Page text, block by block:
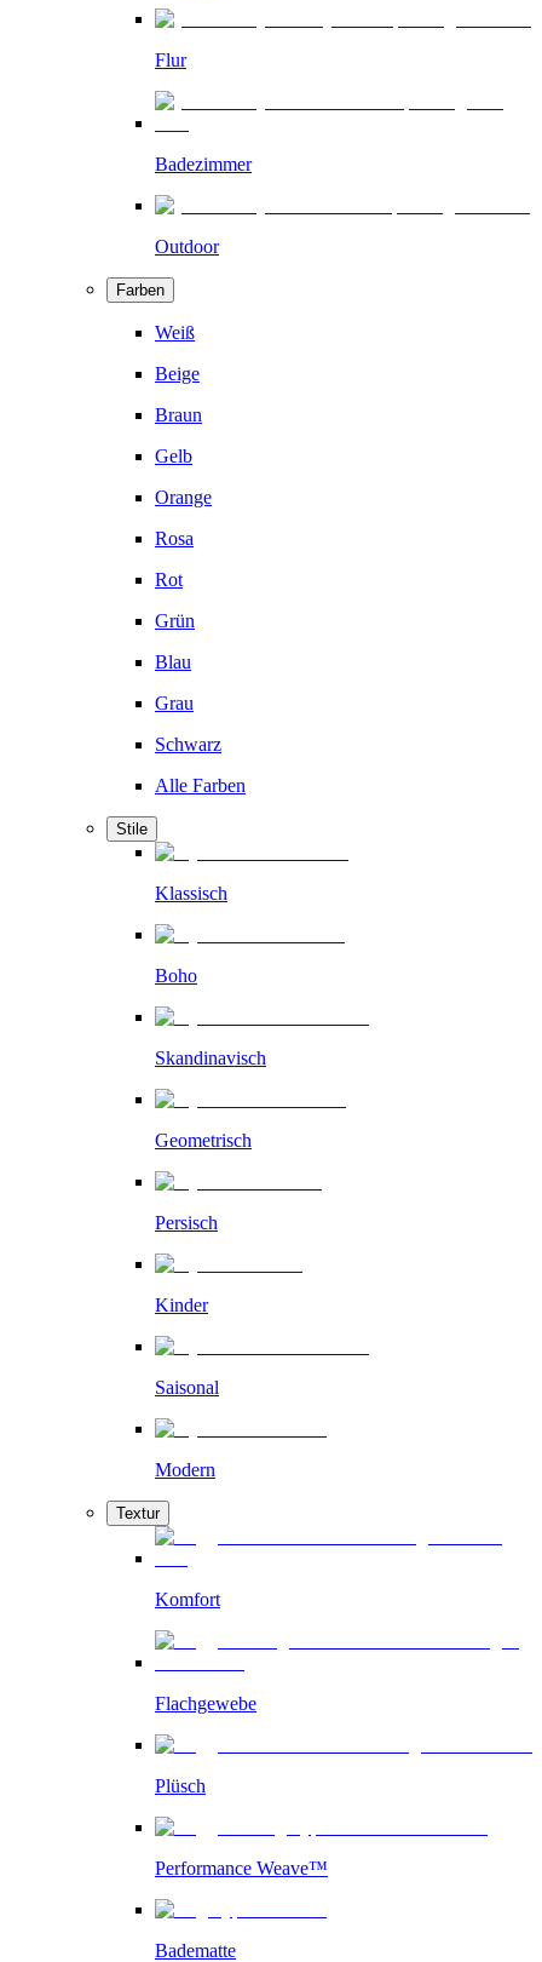
Flur
Badezimmer
Outdoor
Farben
Weiß
Beige
Braun
Gelb
Orange
Rosa
Rot
Grün
Blau
Grau
Schwarz
Alle Farben
Stile
Klassisch
Boho
Skandinavisch
Geometrisch
Persisch
Kinder
Saisonal
Modern
Textur
Komfort
Flachgewebe
Plüsch
Performance Weave™
Badematte